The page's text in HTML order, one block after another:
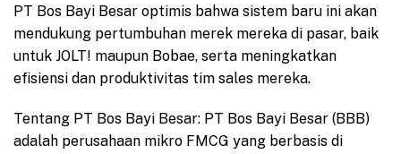
PT Bos Bayi Besar optimis bahwa sistem baru ini akan
mendukung pertumbuhan merek mereka di pasar, baik
untuk JOLT! maupun Bobae, serta meningkatkan
efisiensi dan produktivitas tim sales mereka.
Tentang PT Bos Bayi Besar: PT Bos Bayi Besar (BBB)
adalah perusahaan mikro FMCG yang berbasis di